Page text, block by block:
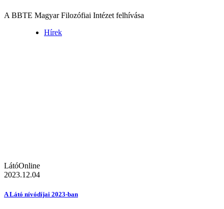
A BBTE Magyar Filozófiai Intézet felhívása
Hírek
LátóOnline
2023.12.04
A Látó nívódíjai 2023-ban